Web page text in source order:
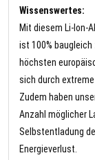
Wissenswertes:
Mit diesem Li-Ion-
ist 100% baugleich
höchsten
sich durch
Zudem haben
Anzahl möglicher
Selbstentladung
Energieverlust.